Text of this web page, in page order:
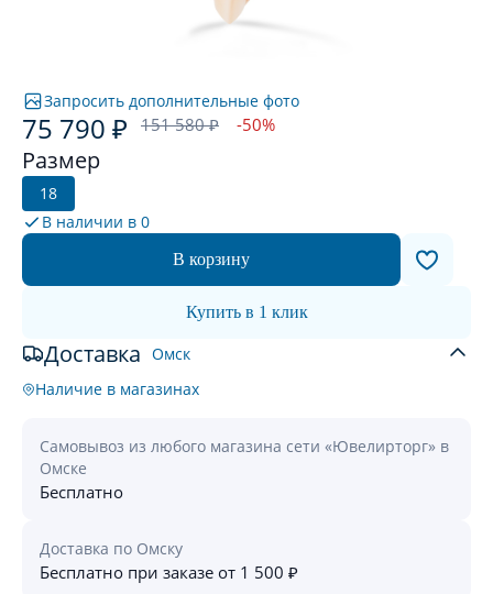
Запросить дополнительные фото
75 790 ₽ 151 580 ₽ -50%
Размер
18
В наличии в 0
В корзину
Купить в 1 клик
Доставка Омск
Наличие в магазинах
Самовывоз из любого магазина сети «Ювелирторг» в
Омске
Бесплатно
Доставка по Омску
Бесплатно при заказе от 1 500 ₽